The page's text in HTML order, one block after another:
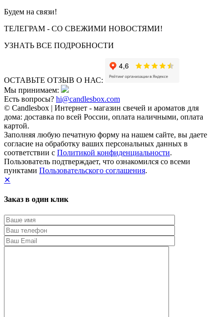
Будем на связи!
ТЕЛЕГРАМ - СО СВЕЖИМИ НОВОСТЯМИ!
УЗНАТЬ ВСЕ ПОДРОБНОСТИ
ОСТАВЬТЕ ОТЗЫВ О НАС:
Мы принимаем:
Есть вопросы? hi@candlesbox.com
© Candlesbox | Интернет - магазин свечей и ароматов для
дома: доставка по всей России, оплата наличными, оплата
картой.
Заполняя любую печатную форму на нашем сайте, вы даете
согласие на обработку ваших персональных данных в
соответствии с Политикой конфиденциальности.
Пользователь подтверждает, что ознакомился со всеми
пунктами Пользовательского соглашения.
✕
Заказ в один клик